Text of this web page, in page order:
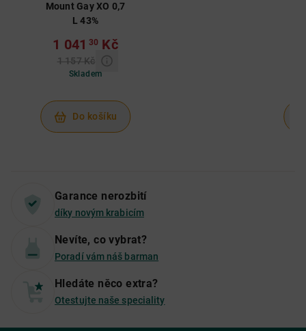
Mount Gay XO 0,7
L 43%
1 041 30 Kč
1 157 Kč
Skladem
Do košíku
Garance nerozbití
díky novým krabicím
Nevíte, co vybrat?
Poradí vám náš barman
Hledáte něco extra?
Otestujte naše speciality